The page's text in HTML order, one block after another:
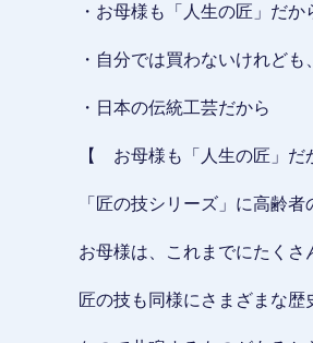
・お母様も「人生の匠」だか
・自分では買わないけれど
・日本の伝統工芸だから
【 お母様も「人生の匠」だ
「匠の技シリーズ」に高齢
お母様は、これまでにたくさ
匠の技も同様にさまざまな歴